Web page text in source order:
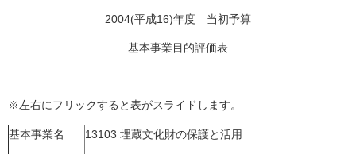
2004(平成16)年度 当初予算
基本事業目的評価表
※左右にフリックすると表がスライドします。
基本事業名 13103 埋蔵文化財の保護と活用